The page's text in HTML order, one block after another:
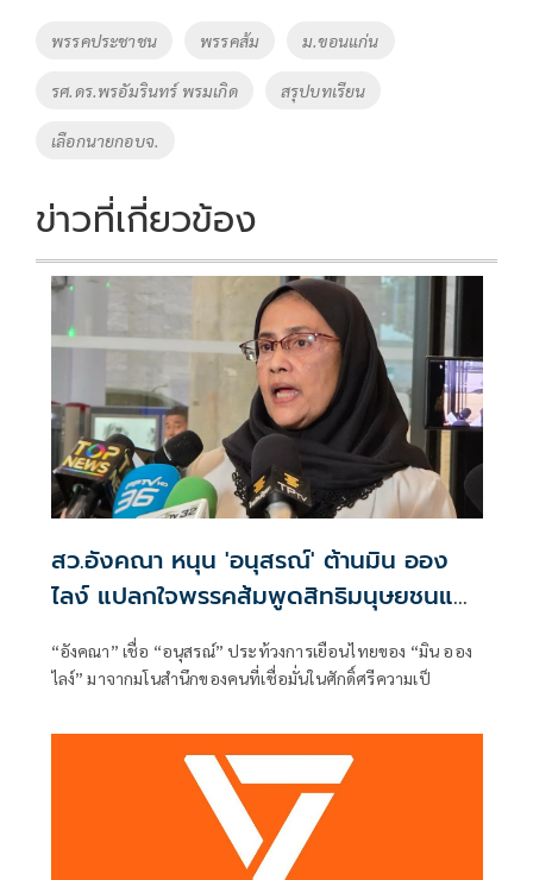
Tags
พรรคประชาชน พรรคส้ม ม.ขอนแก่น
รศ.ดร.พรอัมรินทร์ พรมเกิด สรุปบทเรียน
เลือกนายกอบจ.
ข่าวที่เกี่ยวข้อง
สว.อังคณา หนุน 'อนุสรณ์' ต้านมิน ออง
ไลง์ แปลกใจพรรคส้มพูดสิทธิมนุษยชนแต่
กลับเงียบ
“อังคณา” เชื่อ “อนุสรณ์” ประท้วงการเยือนไทยของ “มิน ออง
ไลง์” มาจากมโนสำนึกของคนที่เชื่อมั่นในศักดิ์ศรีความเป็